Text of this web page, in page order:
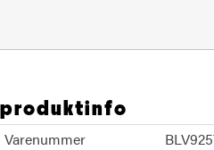
produktinfo
Varenummer